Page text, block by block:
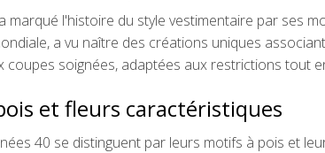
marqué l'histoire du style vestimentaire par ses
a vu naître des créations uniques
coupes soignées, adaptées aux restrictions tout
et fleurs caractéristiques
40 se distinguent par leurs motifs à pois et